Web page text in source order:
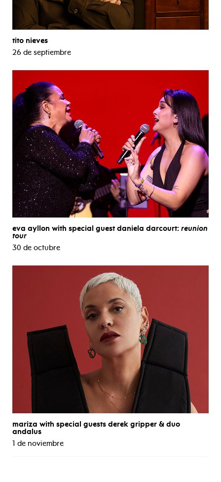
tito nieves
26 de septiembre
eva ayllon with special guest daniela darcourt: reunion
tour
30 de octubre
mariza with special guests derek gripper & duo
andalus
1 de noviembre